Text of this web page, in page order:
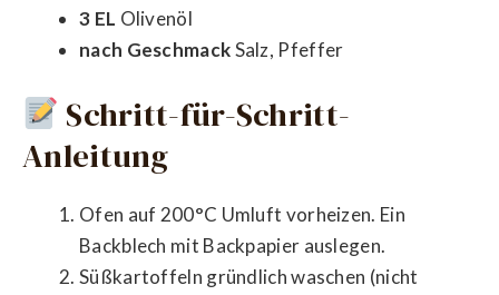
3 EL Olivenöl
nach GeschmackSalz, Pfeffer
Schritt-für-Schritt-
Anleitung
Ofen auf 200°C Umluft vorheizen. Ein
Backblech mit Backpapier auslegen.
Süßkartoffeln gründlich waschen (nicht